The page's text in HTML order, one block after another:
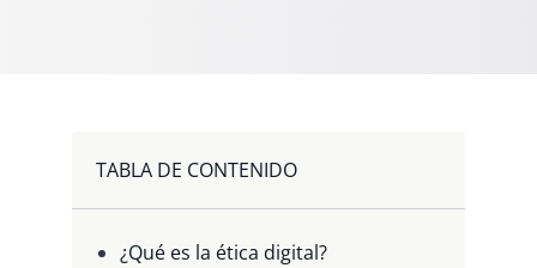
TABLA DE CONTENIDO
¿Qué es la ética digital?